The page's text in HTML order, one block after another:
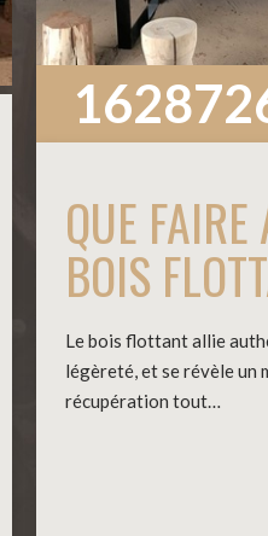
QUE
BOIS
Le bois flottant allie
légèreté, et se révèle un
récupération tout…